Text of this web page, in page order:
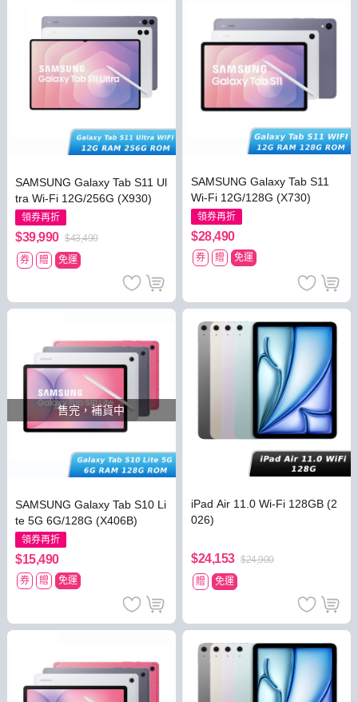
SAMSUNG Galaxy Tab S11 Ul
tra Wi-Fi 12G/256G (X930)
領券再折
$39,990 $43,490
券
贈 免運
SAMSUNG Galaxy Tab S11
Wi-Fi 12G/128G (X730)
領券再折
$28,490
券 贈 免運
售完，補貨中
SAMSUNG Galaxy Tab S10 Li
te 5G 6G/128G (X406B)
領券再折
$15,490
券 贈 免運
iPad Air 11.0 Wi-Fi 128GB (2
026)
$24,153 $24,900
贈
免運